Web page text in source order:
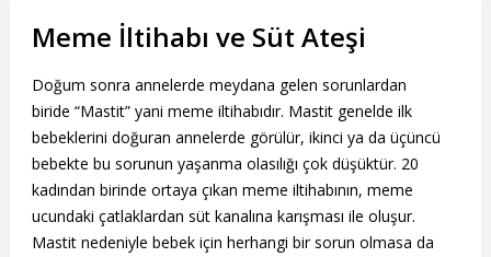
Meme İltihabı ve Süt Ateşi
Doğum sonra annelerde meydana gelen sorunlardan
biride “Mastit” yani meme iltihabıdır. Mastit genelde ilk
bebeklerini doğuran annelerde görülür, ikinci ya da üçüncü
bebekte bu sorunun yaşanma olasılığı çok düşüktür. 20
kadından birinde ortaya çıkan meme iltihabının, meme
ucundaki çatlaklardan süt kanalına karışması ile oluşur.
Mastit nedeniyle bebek için herhangi bir sorun olmasa da